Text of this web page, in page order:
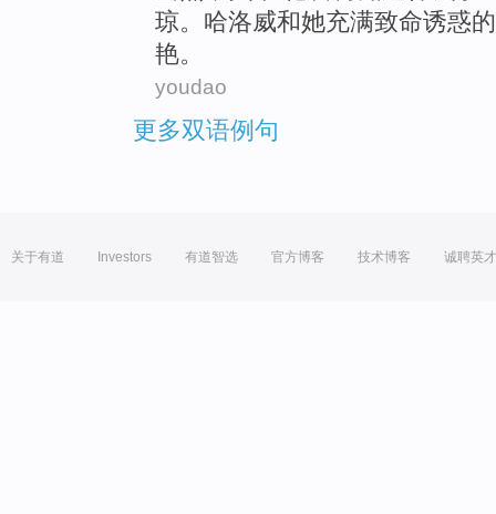
琼。 哈洛威和她充满致命诱惑的
艳。
youdao
更多双语例句
关于有道 Investors 有道智选 官方博客 技术博客 诚聘英才